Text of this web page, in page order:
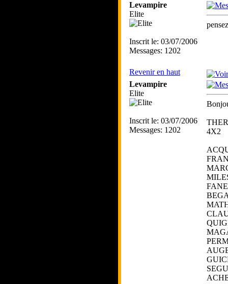
Levampire
Elite
Inscrit le: 03/07/2006
Messages: 1202
Revenir en haut
Levampire
Elite
Inscrit le: 03/07/2006
Messages: 1202
4X2